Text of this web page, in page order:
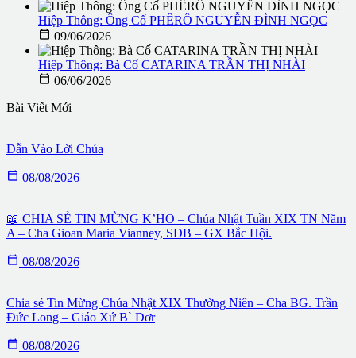
Hiệp Thông: Ông Cố PHÊRÔ NGUYỄN ĐÌNH NGỌC
 09/06/2026
Hiệp Thông: Bà Cố CATARINA TRẦN THỊ NHÀI
 06/06/2026
Bài Viết Mới
Dẫn Vào Lời Chúa
 08/08/2026
📖 CHIA SẺ TIN MỪNG K’HO – Chúa Nhật Tuần XIX TN Năm
A – Cha Gioan Maria Vianney, SDB – GX Bắc Hội.
 08/08/2026
Chia sẻ Tin Mừng Chúa Nhật XIX Thường Niên – Cha BG. Trần
Đức Long – Giáo Xứ B` Dơr
 08/08/2026